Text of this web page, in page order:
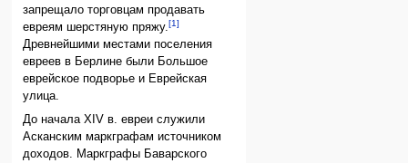
запрещало торговцам продавать
евреям шерстяную пряжу.[1]
Древнейшими местами поселения
евреев в Берлине были Большое
еврейское подворье и Еврейская
улица.
До начала XIV в. евреи служили
Асканским маркграфам источником
доходов. Маркграфы Баварского